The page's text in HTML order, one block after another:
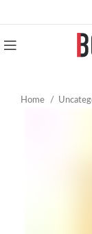
Home